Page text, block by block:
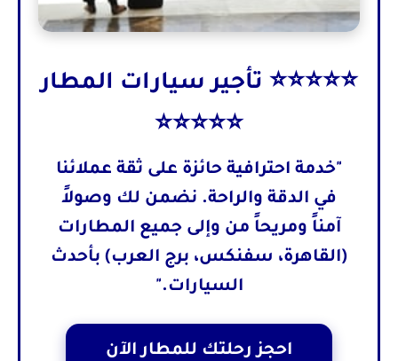
⭐⭐⭐⭐⭐ تأجير سيارات المطار
⭐⭐⭐⭐⭐
"خدمة احترافية حائزة على ثقة عملائنا
في الدقة والراحة. نضمن لك وصولاً
آمناً ومريحاً من وإلى جميع المطارات
(القاهرة، سفنكس، برج العرب) بأحدث
السيارات."
احجز رحلتك للمطار الآن